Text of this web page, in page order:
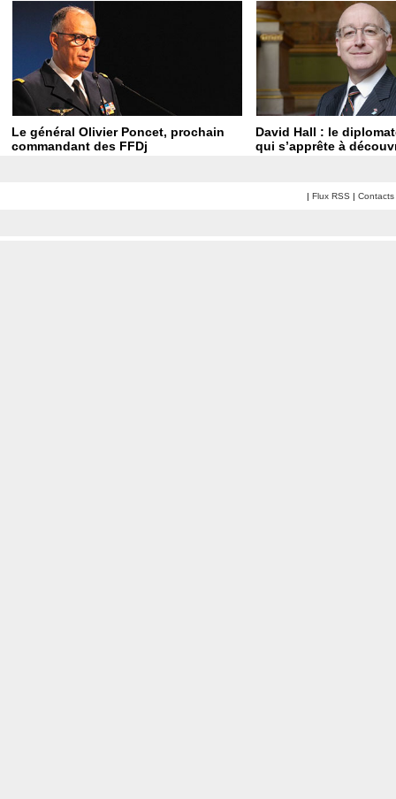
Le général Olivier Poncet, prochain
commandant des FFDj
David Hall : le
qui s’apprête à
| Flux RSS | Contacts